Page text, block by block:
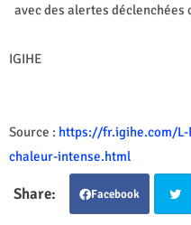
avec des alertes
IGIHE
Source : https://fr.igihe.com/L-
chaleur-intense.html
Facebook